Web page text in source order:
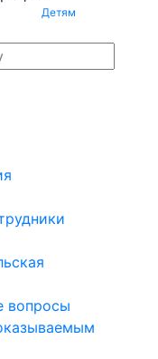
Детям
вопросы